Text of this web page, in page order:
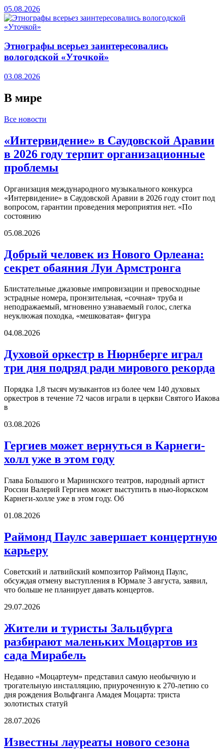
05.08.2026
Этнографы всерьез заинтересовались
вологодской «Уточкой»
03.08.2026
В мире
Все новости
«Интервидение» в Саудовской Аравии
в 2026 году терпит организационные
проблемы
Организация международного музыкального конкурса
«Интервидение» в Саудовской Аравии в 2026 году стоит под
вопросом, гарантии проведения мероприятия нет. «По
состоянию
05.08.2026
Добрый человек из Нового Орлеана:
секрет обаяния Луи Армстронга
Блистательные джазовые импровизации и превосходные
эстрадные номера, пронзительная, «сочная» труба и
неподражаемый, мгновенно узнаваемый голос, слегка
неуклюжая походка, «мешковатая» фигура
04.08.2026
Духовой оркестр в Нюрнберге играл
три дня подряд ради мирового рекорда
Порядка 1,8 тысяч музыкантов из более чем 140 духовых
оркестров в течение 72 часов играли в церкви Святого Иакова
в
03.08.2026
Гергиев может вернуться в Карнеги-
холл уже в этом году
Глава Большого и Мариинского театров, народный артист
России Валерий Гергиев может выступить в нью-йоркском
Карнеги-холле уже в этом году. Об
01.08.2026
Раймонд Паулс завершает концертную
карьеру
Советский и латвийский композитор Раймонд Паулс,
обсуждая отмену выступления в Юрмале 3 августа, заявил,
что больше не планирует давать концертов.
29.07.2026
Жители и туристы Зальцбурга
разбирают маленьких Моцартов из
сада Мирабель
Недавно «Моцартеум» представил самую необычную и
трогательную инсталляцию, приуроченную к 270-летию со
дня рождения Вольфганга Амадея Моцарта: триста
золотистых статуй
28.07.2026
Известны лауреаты нового сезона